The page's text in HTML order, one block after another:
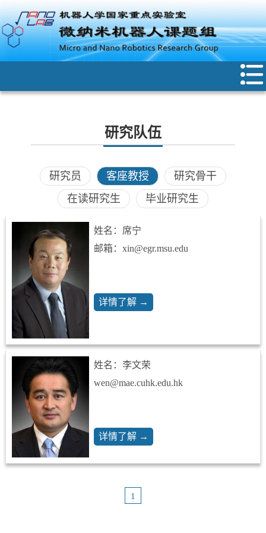
研究队伍
研究员 客座教授
研究骨干
在读研究生
毕业研究生
姓名：席宁
邮箱：xin@egr.msu.edu
详情了解 →
姓名：李文荣
wen@mae.cuhk.edu.hk
详情了解 →
1